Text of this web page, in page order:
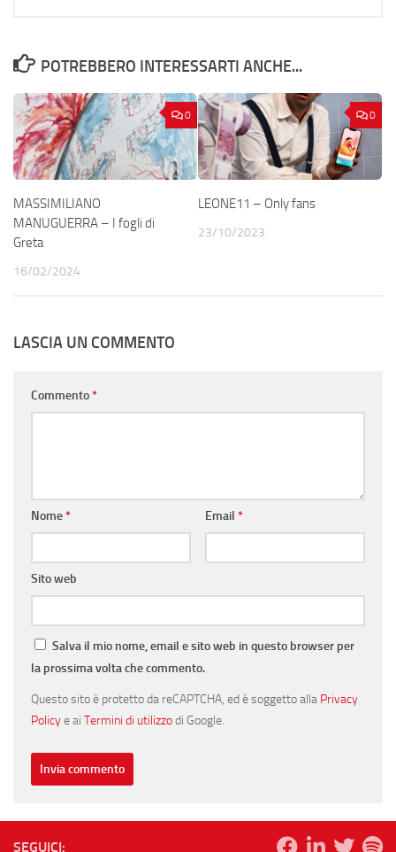
POTREBBERO INTERESSARTI ANCHE...
0
MASSIMILIANO
MANUGUERRA – I fogli di
Greta
16/02/2024
0
LEONE11 – Only fans
23/10/2023
LASCIA UN COMMENTO
Commento*
Nome* Email *
Sito web
Salva il mio nome, email e sito web in questo browser per
la prossima volta che commento.
Questo sito è protetto da reCAPTCHA, ed è soggetto alla Privacy
Policye ai Termini di utilizzodi Google.
SEGUICI: